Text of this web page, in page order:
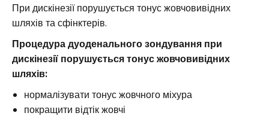
При дискінезії порушується тонус жовчовивідних
шляхів та сфінктерів.
Процедура дуоденального зондування при
дискінезії порушується тонус жовчовивідних
шляхів:
нормалізувати тонус жовчного міхура
покращити відтік жовчі